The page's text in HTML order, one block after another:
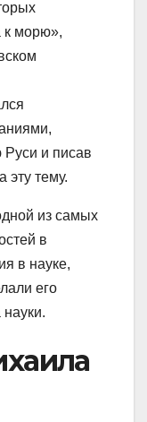
к морю»,
и писав
эту тему.
из самых
в
в науке,
его